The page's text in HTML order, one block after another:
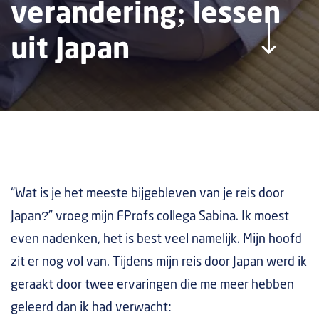
verandering; lessen
uit Japan
“Wat is je het meeste bijgebleven van je reis door
Japan?” vroeg mijn FProfs collega Sabina. Ik moest
even nadenken, het is best veel namelijk. Mijn hoofd
zit er nog vol van. Tijdens mijn reis door Japan werd ik
geraakt door twee ervaringen die me meer hebben
geleerd dan ik had verwacht: